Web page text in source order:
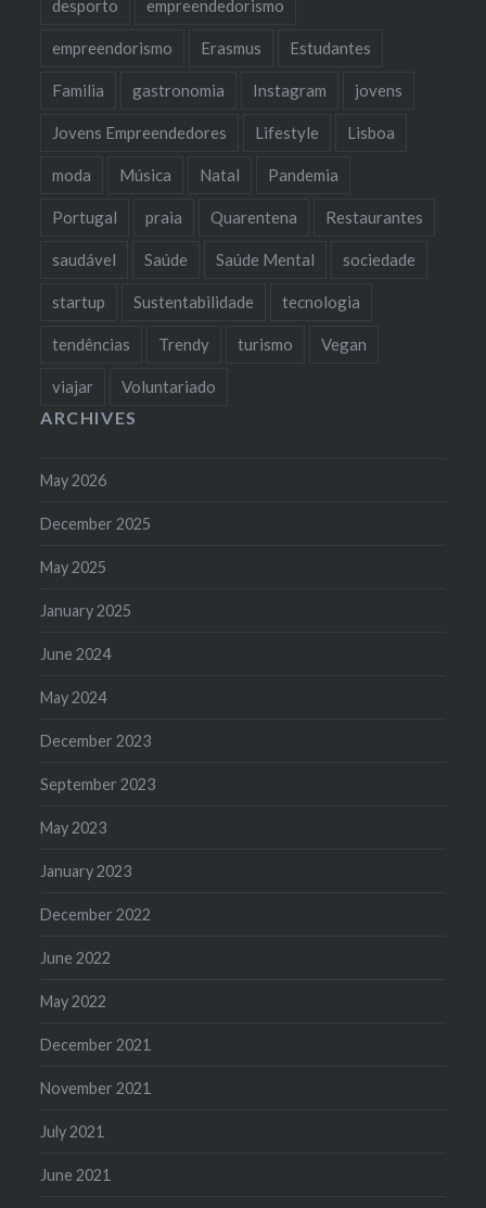
desporto empreendedorismo
empreendorismo Erasmus Estudantes
Familia gastronomia Instagram jovens
Jovens Empreendedores Lifestyle Lisboa
moda Música Natal Pandemia
Portugal praia Quarentena Restaurantes
saudável Saúde Saúde Mental sociedade
startup Sustentabilidade tecnologia
tendências Trendy turismo Vegan
viajar Voluntariado
ARCHIVES
May 2026
December 2025
May 2025
January 2025
June 2024
May 2024
December 2023
September 2023
May 2023
January 2023
December 2022
June 2022
May 2022
December 2021
November 2021
July 2021
June 2021